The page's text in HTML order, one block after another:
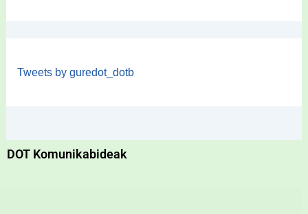
Tweets by guredot_dotb
DOT Komunikabideak